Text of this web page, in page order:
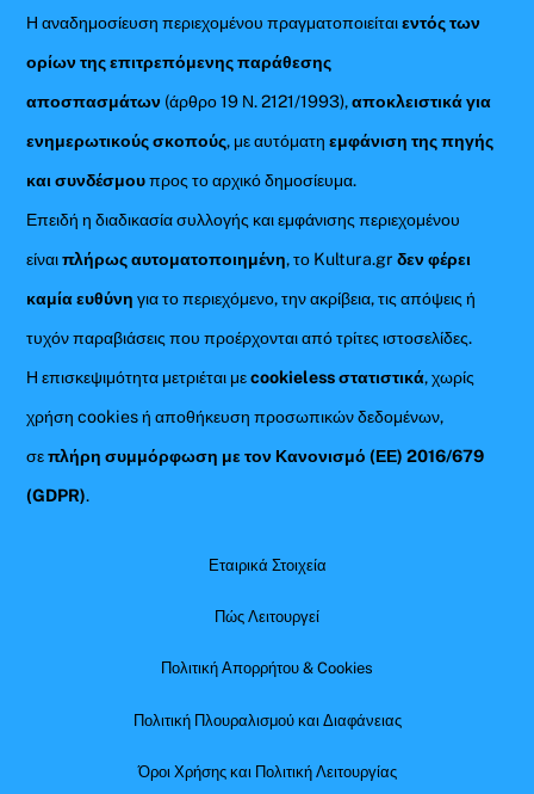
Η αναδημοσίευση περιεχομένου πραγματοποιείταιεντός των
ορίων της επιτρεπόμενης παράθεσης
αποσπασμάτων (άρθρο 19 Ν. 2121/1993),αποκλειστικά για
ενημερωτικούς σκοπούς, με αυτόματηεμφάνιση της πηγής
και συνδέσμουπρος το αρχικό δημοσίευμα.
Επειδή η διαδικασία συλλογής και εμφάνισης περιεχομένου
είναιπλήρως αυτοματοποιημένη, το Kultura.grδεν φέρει
καμία ευθύνη για το περιεχόμενο, την ακρίβεια, τις απόψεις ή
τυχόν παραβιάσεις που προέρχονται από τρίτες ιστοσελίδες.
Η επισκεψιμότητα μετριέται μεcookieless στατιστικά, χωρίς
χρήση cookies ή αποθήκευση προσωπικών δεδομένων,
σεπλήρη συμμόρφωση με τον Κανονισμό (ΕΕ) 2016/679
(GDPR).
Εταιρικά Στοιχεία
Πώς Λειτουργεί
Πολιτική Απορρήτου & Cookies
Πολιτική Πλουραλισμού και Διαφάνειας
Όροι Χρήσης και Πολιτική Λειτουργίας